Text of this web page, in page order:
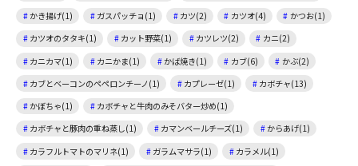
かき揚げ(1)
ガスパッチョ(1) カツ(2) カツオ(4)
かつお(1)
カツオのタタキ(1)
カット野菜(1) カツレツ(2)
カニ(2)
カニカマ(1)
カニかま(1) かば焼き(1) カブ(6)
かぶ(2)
カブとベーコンのペペロンチーノ(1)
カプレーゼ(1)
カボチャ(13)
かぼちゃ(1)
カボチャと牛肉のみそバター炒め(1)
カボチャと豚肉の重ね蒸し(1)
カマンベールチーズ(1)
からあげ(1)
カラフルトマトのマリネ(1)
ガラムマサラ(1)
カラメル(1)